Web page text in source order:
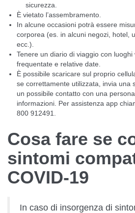
sicurezza.
È vietato l’assembramento.
In alcune occasioni potrà essere
corporea (es. in alcuni negozi, hotel,
ecc.).
Tenere un diario di viaggio con luoghi
frequentate e relative date.
È possibile scaricare sul proprio
se correttamente utilizzata, invia una
un possibile contatto con una
informazioni. Per assistenza app
800 912491.
Cosa fare se
sintomi
COVID-19
In caso di insorgenza di